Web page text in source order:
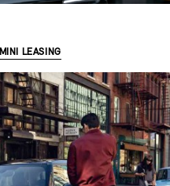
MINI LEASING